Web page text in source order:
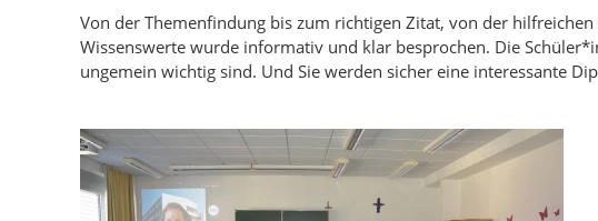
Von der Themenfindung bis zum richtigen Zitat, von der
Wissenswerte wurde informativ und klar besprochen. Die
ungemein wichtig sind. Und Sie werden sicher eine interessante